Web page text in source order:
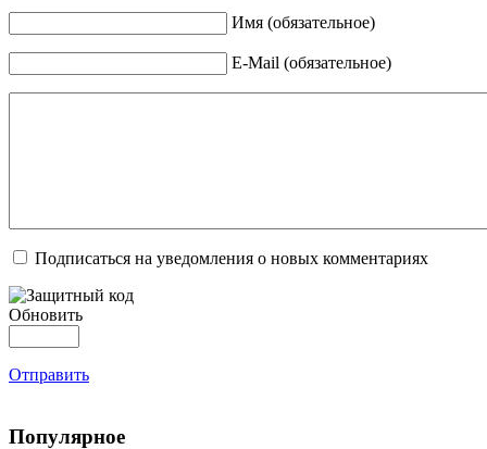
Имя (обязательное)
E-Mail (обязательное)
Подписаться на уведомления о новых комментариях
Обновить
Отправить
Популярное